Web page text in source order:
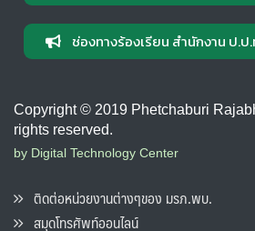
ช่องทางร้องเรียน สำนักงาน ป.ป
Copyright © 2019 Phetchaburi
rights reserved.
by Digital Technology Center
ติดต่อหน่วยงานต่างๆของ มรภ.พบ.
สมุดโทรศัพท์ออนไลน์